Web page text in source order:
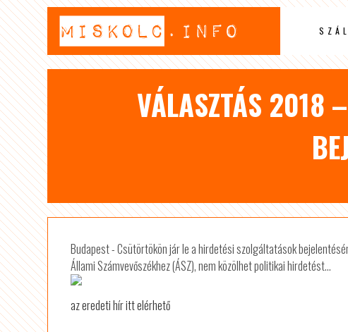
VÁLASZTÁS 2018
Budapest - Csütörtökön jár le a hirdetési szolgáltatások
Állami Számvevőszékhez (ÁSZ), nem közölhet politikai hirdetést...
az eredeti hír itt elérhető